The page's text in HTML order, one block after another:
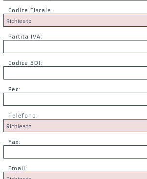
Codice Fiscale:
Partita IVA:
Codice SDI:
Pec:
Telefono:
Fax:
Email: